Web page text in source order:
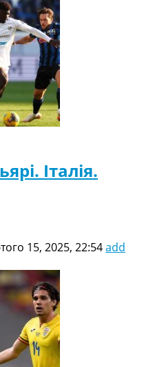
Італія.
15, 2025, 22:54add